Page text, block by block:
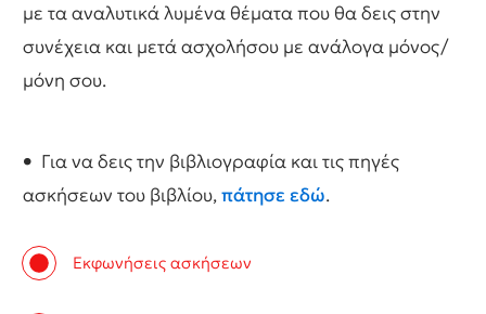
με τα αναλυτικά λυμένα θέματα που θα δεις στην
συνέχεια και μετά ασχολήσου με ανάλογα μόνος/
μόνη σου.
• Για να δεις την βιβλιογραφία και τις πηγές
ασκήσεων του βιβλίου,πάτησε εδώ.
Εκφωνήσεις ασκήσεων